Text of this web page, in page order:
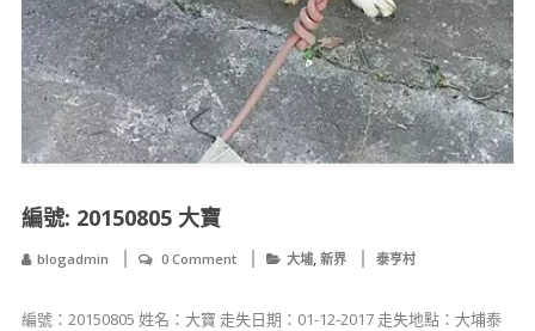
編號: 20150805 大寶
blogadmin 0 Comment 大埔, 新界 泰亨村
編號：20150805 姓名：大寶 走失日期：01-12-2017 走失地點：大埔泰